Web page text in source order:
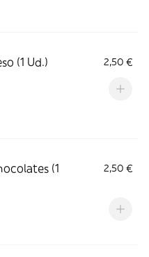
(1 Ud.) 2,50 €
(1
2,50 €